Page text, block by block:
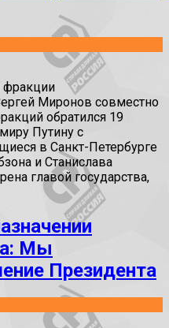
фракции
Миронов совместно
обратился 19
Путину с
в Санкт-Петербурге
и Станислава
главой государства,
Мы
Президента